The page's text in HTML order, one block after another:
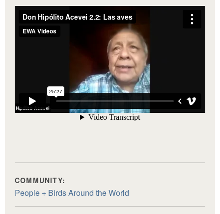
COMMUNITY:
People + Birds Around the World